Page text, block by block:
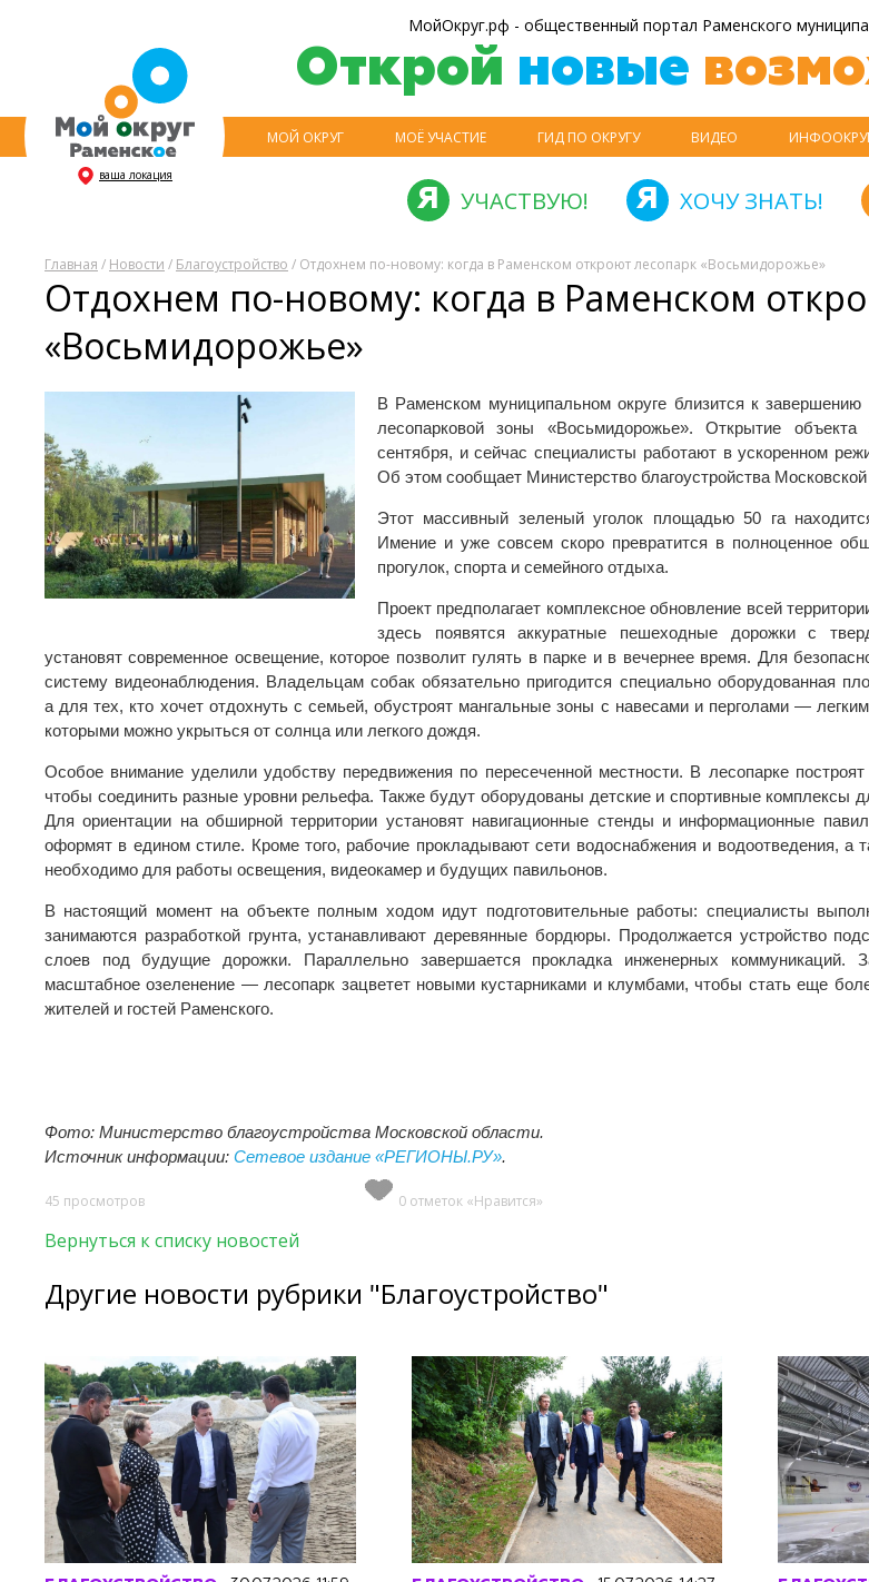
ваша локация
МойОкруг.рф - общественный портал Раменского
Открой новые
МОЙ ОКРУГ МОЁ УЧАСТИЕ ГИД ПО ОКРУГУ ВИДЕО
УЧАСТВУЮ! ХОЧУ ЗНАТЬ!
Главная / Новости / Благоустройство / Отдохнем по-новому: когда в Раменском откроют лесопарк «Восьмидорожье»
Отдохнем по-новому: когда в Раменском
«Восьмидорожье»
В Раменском муниципальном округе близится к завершению
лесопарковой зоны «Восьмидорожье». Открытие объекта
сентября, и сейчас специалисты работают в ускоренном
Об этом сообщает Министерство благоустройства Московской
Этот массивный зеленый уголок площадью 50 га
Имение и уже совсем скоро превратится в полноценное
прогулок, спорта и семейного отдыха.
Проект предполагает комплексное обновление всей
здесь появятся аккуратные пешеходные дорожки с
установят современное освещение, которое позволит гулять в парке и в вечернее время. Для
систему видеонаблюдения. Владельцам собак обязательно пригодится специально оборудованная
а для тех, кто хочет отдохнуть с семьей, обустроят мангальные зоны с навесами и перголами —
которыми можно укрыться от солнца или легкого дождя.
Особое внимание уделили удобству передвижения по пересеченной местности. В лесопарке
чтобы соединить разные уровни рельефа. Также будут оборудованы детские и спортивные комплексы
Для ориентации на обширной территории установят навигационные стенды и информационные
оформят в едином стиле. Кроме того, рабочие прокладывают сети водоснабжения и водоотведения, а
необходимо для работы освещения, видеокамер и будущих павильонов.
В настоящий момент на объекте полным ходом идут подготовительные работы: специалисты
занимаются разработкой грунта, устанавливают деревянные бордюры. Продолжается устройство
слоев под будущие дорожки. Параллельно завершается прокладка инженерных коммуникаций.
масштабное озеленение — лесопарк зацветет новыми кустарниками и клумбами, чтобы стать еще
жителей и гостей Раменского.
Фото: Министерство благоустройства Московской области.
Источник информации: Сетевое издание «РЕГИОНЫ.РУ».
45 просмотров 0 отметок «Нравится»
Вернуться к списку новостей
Другие новости рубрики "Благоустройство"